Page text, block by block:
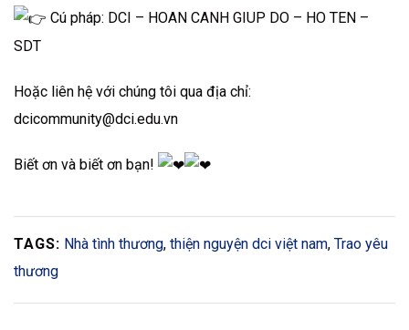
Cú pháp: DCI – HOAN CANH GIUP DO – HO TEN –
SDT
Hoặc liên hệ với chúng tôi qua địa chỉ:
dcicommunity@dci.edu.vn
Biết ơn và biết ơn bạn!
TAGS: Nhà tình thương, thiện nguyện dci việt nam, Trao yêu
thương